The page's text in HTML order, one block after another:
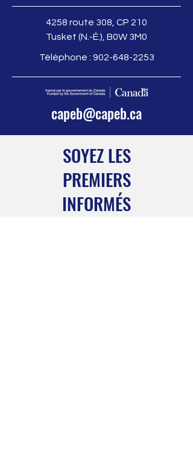
4258 route 308, CP 210
Tusket (N.-É.), B0W 3M0
Téléphone : 902-648-2253
capeb@capeb.ca
SOYEZ LES
PREMIERS
INFORMÉS